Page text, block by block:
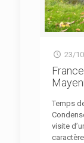
23/
Temps
visite